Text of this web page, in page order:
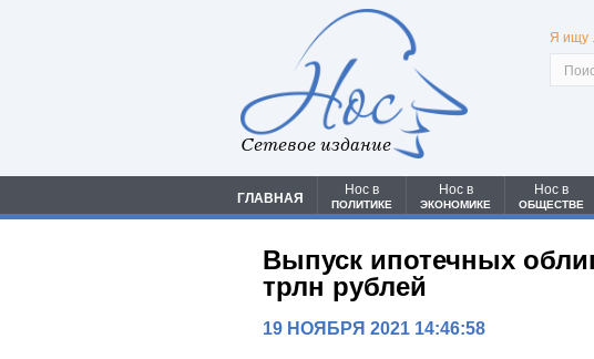
Сетевое издание
Я ищу
ГЛАВНАЯ
Нос в
ПОЛИТИКЕ
Нос в
ЭКОНОМИКЕ
Нос в
ОБЩЕСТВЕ
Выпуск ипотечных
трлн рублей
19 НОЯБРЯ 2021 14:46:58